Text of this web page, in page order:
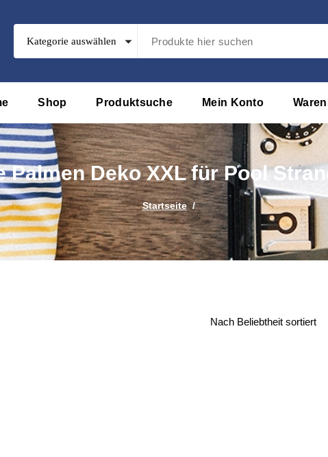
Shop Produktsuche Mein Konto
Palmen Deko XXL für Pool
Startseite/